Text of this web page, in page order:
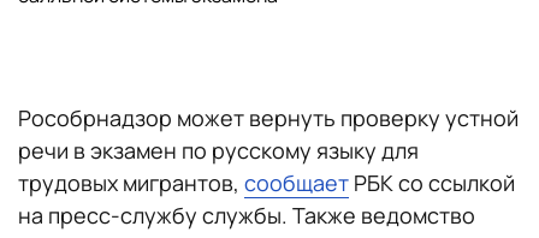
Рособрнадзор может вернуть проверку устной
речи в экзамен по русскому языку для
трудовых мигрантов, сообщает РБК со ссылкой
на пресс-службу службы. Также ведомство